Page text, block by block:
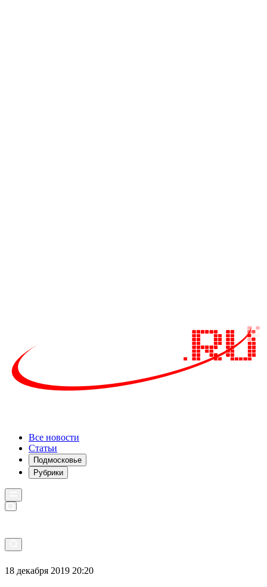
Все новости
Статьи
Подмосковье
Рубрики
18 декабря 2019 20:20